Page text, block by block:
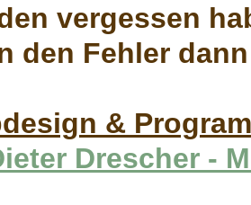
vergessen
den Fehler
&
Drescher -